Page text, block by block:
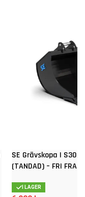
SE Grävskopa | S30/
(TANDAD) – FRI
I LAGER